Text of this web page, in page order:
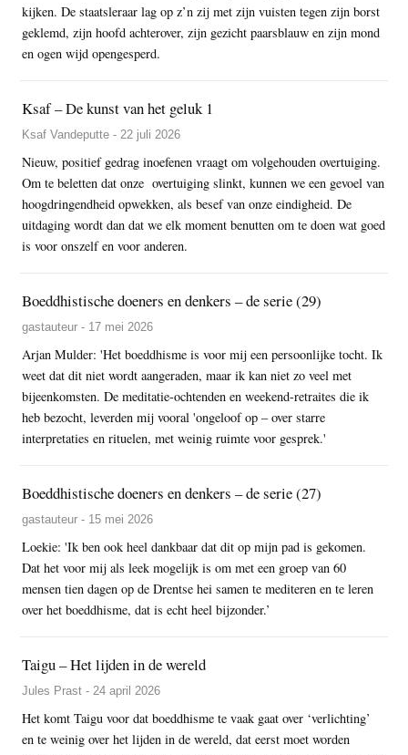
kijken. De staatsleraar lag op z’n zij met zijn vuisten tegen zijn borst
geklemd, zijn hoofd achterover, zijn gezicht paarsblauw en zijn mond
en ogen wijd opengesperd.
Ksaf – De kunst van het geluk 1
Ksaf Vandeputte - 22 juli 2026
Nieuw, positief gedrag inoefenen vraagt om volgehouden overtuiging.
Om te beletten dat onze overtuiging slinkt, kunnen we een gevoel van
hoogdringendheid opwekken, als besef van onze eindigheid. De
uitdaging wordt dan dat we elk moment benutten om te doen wat goed
is voor onszelf en voor anderen.
Boeddhistische doeners en denkers – de serie (29)
gastauteur - 17 mei 2026
Arjan Mulder: 'Het boeddhisme is voor mij een persoonlijke tocht. Ik
weet dat dit niet wordt aangeraden, maar ik kan niet zo veel met
bijeenkomsten. De meditatie-ochtenden en weekend-retraites die ik
heb bezocht, leverden mij vooral 'ongeloof op – over starre
interpretaties en rituelen, met weinig ruimte voor gesprek.'
Boeddhistische doeners en denkers – de serie (27)
gastauteur - 15 mei 2026
Loekie: 'Ik ben ook heel dankbaar dat dit op mijn pad is gekomen.
Dat het voor mij als leek mogelijk is om met een groep van 60
mensen tien dagen op de Drentse hei samen te mediteren en te leren
over het boeddhisme, dat is echt heel bijzonder.’
Taigu – Het lijden in de wereld
Jules Prast - 24 april 2026
Het komt Taigu voor dat boeddhisme te vaak gaat over ‘verlichting’
en te weinig over het lijden in de wereld, dat eerst moet worden